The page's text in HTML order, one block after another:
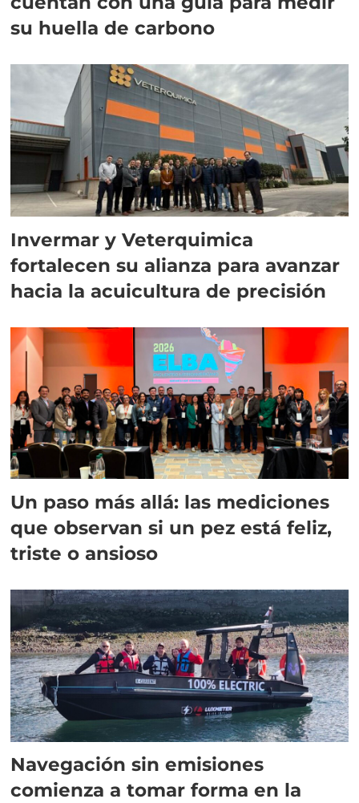
su huella de carbono
Invermar y Veterquimica
fortalecen su alianza para avanzar
hacia la acuicultura de precisión
Un paso más allá: las mediciones
que observan si un pez está feliz,
triste o ansioso
Navegación sin emisiones
comienza a tomar forma en la